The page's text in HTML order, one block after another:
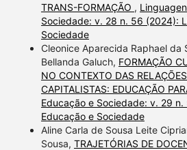
TRANS-FORMAÇÃO ,
Sociedade: v. 28 n. 56 (2024):
Sociedade
Cleonice Aparecida Raphael da
Bellanda Galuch, FORMAÇÃO
NO CONTEXTO DAS
CAPITALISTAS: EDUCAÇÃO
Educação e Sociedade: v. 29
Educação e Sociedade
Aline Carla de Sousa Leite
Sousa, TRAJETÓRIAS DE